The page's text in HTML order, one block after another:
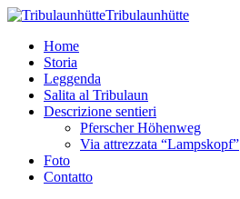
Tribulaunhütte
Home
Storia
Leggenda
Salita al Tribulaun
Descrizione sentieri
Pferscher Höhenweg
Via attrezzata “Lampskopf”
Foto
Contatto